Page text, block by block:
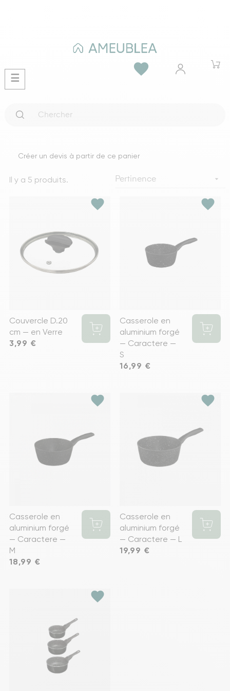
Basculer
la
☰
favorite
Créer un devis à partir de ce panier
Il y a 5 produits. Pertinence 
favorite
Couvercle D.20
cm — en Verre
Prix
3,99 €
favorite
Casserole en
aluminium forgé
— Caractere —
S
Prix
16,99 €
favorite
Casserole en
aluminium forgé
— Caractere —
M
Prix
18,99 €
favorite
Casserole en
aluminium forgé
— Caractere — L
Prix
19,99 €
favorite